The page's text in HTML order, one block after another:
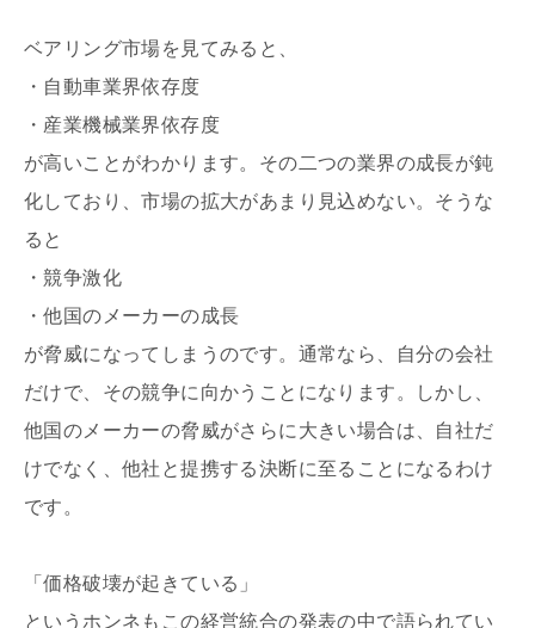
ベアリング市場を見てみると、
・自動車業界依存度
・産業機械業界依存度
が高いことがわかります。その二つの業界の成長が鈍
化しており、市場の拡大があまり見込めない。そうな
ると
・競争激化
・他国のメーカーの成長
が脅威になってしまうのです。通常なら、自分の会社
だけで、その競争に向かうことになります。しかし、
他国のメーカーの脅威がさらに大きい場合は、自社だ
けでなく、他社と提携する決断に至ることになるわけ
です。
「価格破壊が起きている」
というホンネもこの経営統合の発表の中で語られてい